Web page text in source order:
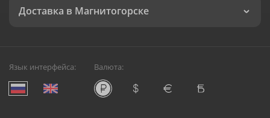
Доставка в Магнитогорске
Язык интерфейса: Валюта: